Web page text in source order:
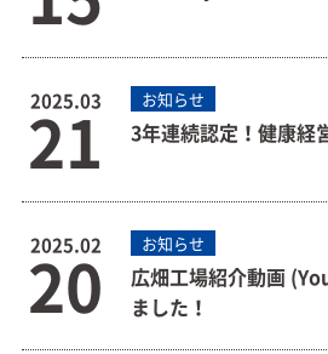
2025.03
21 お知らせ
3年連続認定！健康経
2025.02
20 お知らせ
広畑工場紹介動画
ました！